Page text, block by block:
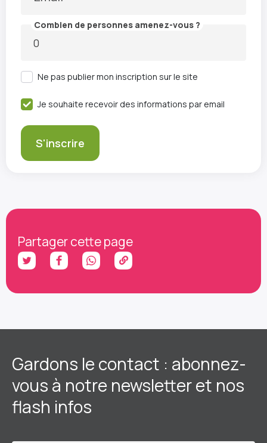
Combien de personnes amenez-vous ?
Ne pas publier mon inscription sur le site
Je souhaite recevoir des informations par email
Partager cette page
Gardons le contact : abonnez-
vous à notre newsletter et nos
flash infos